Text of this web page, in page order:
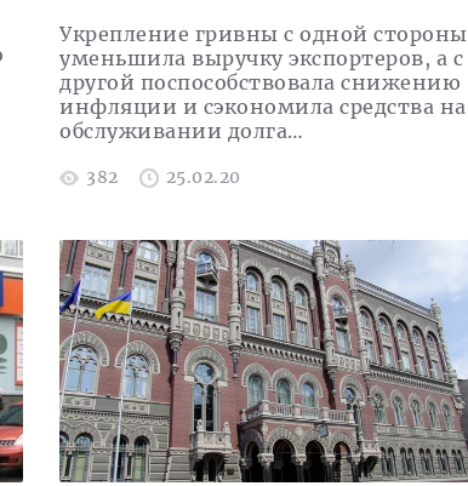
Укрепление гривны с одной стороны
уменьшила выручку экспортеров, а с
другой поспособствовала снижению
инфляции и сэкономила средства на
обслуживании долга…
382 25.02.20